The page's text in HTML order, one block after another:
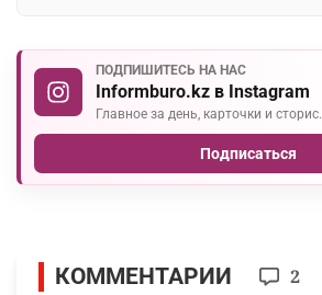
ПОДПИШИТЕСЬ НА НАС
Informburo.kz в Instagram
Главное за день, карточки и сторис.
Подписаться
КОММЕНТАРИИ 2